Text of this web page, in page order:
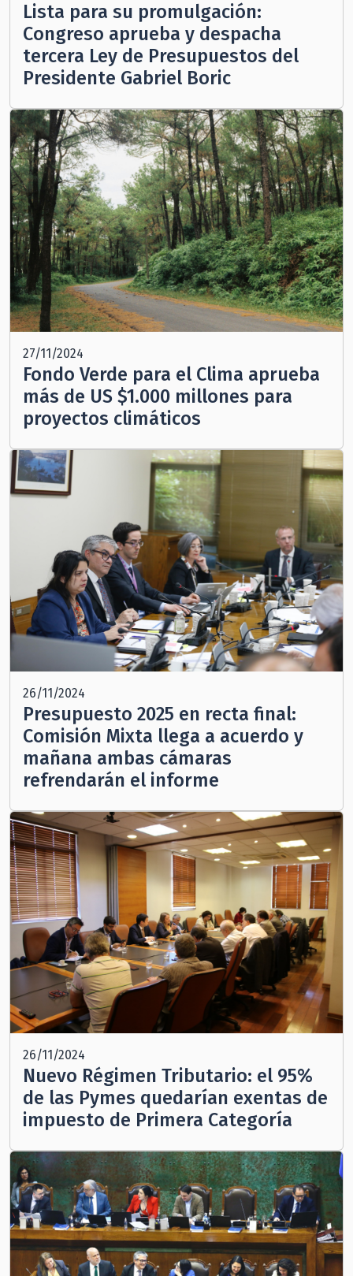
Lista para su promulgación:
Congreso aprueba y despacha
tercera Ley de Presupuestos del
Presidente Gabriel Boric
27/11/2024
Fondo Verde para el Clima aprueba
más de US $1.000 millones para
proyectos climáticos
26/11/2024
Presupuesto 2025 en recta final:
Comisión Mixta llega a acuerdo y
mañana ambas cámaras
refrendarán el informe
26/11/2024
Nuevo Régimen Tributario: el 95%
de las Pymes quedarían exentas de
impuesto de Primera Categoría